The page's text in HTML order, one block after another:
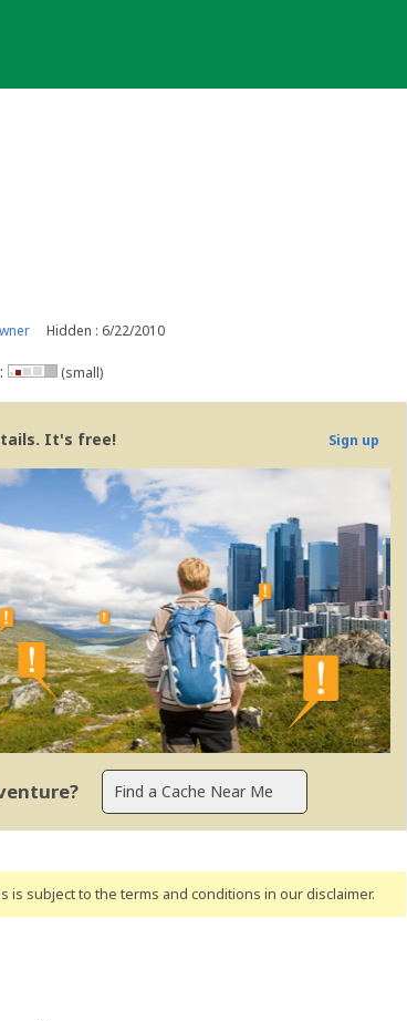
Hidden : 6/22/2010
(small)
It's free! Sign up
is subject to the terms and conditions in our disclaimer.